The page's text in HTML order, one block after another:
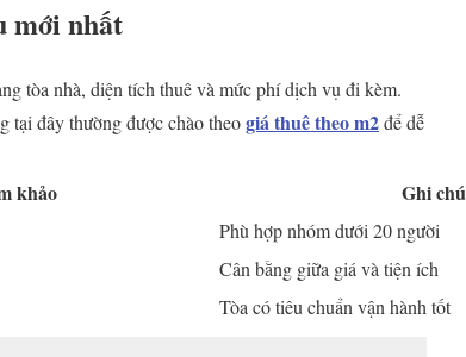
mới nhất
tòa nhà, diện tích thuê và mức phí dịch vụ đi kèm.
tại đây thường được chào theogiá thuê theo m2để dễ
khảo Ghi chú
Phù hợp nhóm dưới 20 người
Cân bằng giữa giá và tiện ích
Tòa có tiêu chuẩn vận hành tốt